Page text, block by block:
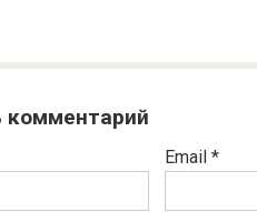
комментарий
Email *